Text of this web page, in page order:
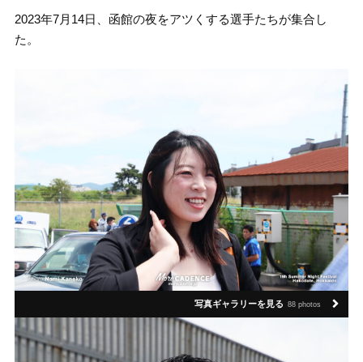
2023年7月14日、函館の夜をアツくする選手たちが集合し
た。
写真ギャラリーを見る 88 photos